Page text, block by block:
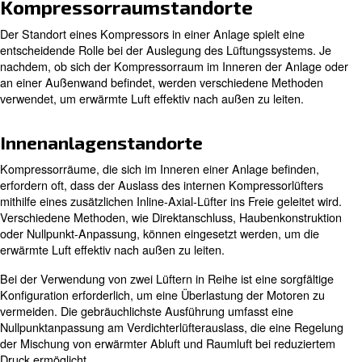
positionierte Abluftventilatoren können dazu beitragen,
Rückführung von heißer Luft zu den Kühllufteinlässen
wodurch sichergestellt wird, dass der Kompressor
Luft versorgt wird.
Kühlluftstrom:Die Gewährleistung eines
Kompressors unerlässlich. Dazu muss das
konstruiert werden, dass es dem Kompressor eine
von kühler Luft liefert und gleichzeitig erwärmte Luft
Die Beratung mit unseren Spezialisten hilt Ihnen
das Lüftungssystem korrekt ausgelegt ist, um die
Kühlluftzufuhr zu gewährleisten.
Erfahren Sie mehr von unseren Experten: